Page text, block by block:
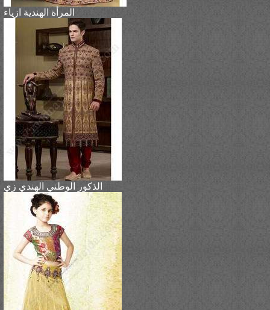
المرأة الهندية ازياء
الذكور الوطني الهندي زي